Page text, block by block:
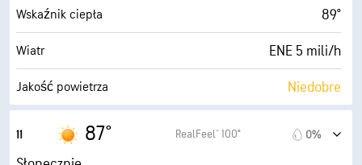
Punkt rosy 70° F
AccuLumen Brightness Index™ 10 (B. jasne)
Zachmurzenie 2%
Wskaźnik ciepła 89°
Wiatr ENE 5 mili/h
Jakość powietrza Niedobre
Maksymalny wskaźnik UV
Porywy wiatru
11 87° RealFeel® 100° 0%